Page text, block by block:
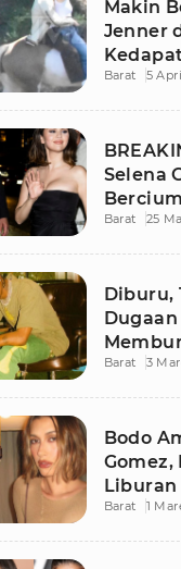
Makin
Jenner
Barat 5
Selena
Malam
Barat 25
Diburu,
Barat 3
Bodo
Gomez,
Liburan
Barat 1